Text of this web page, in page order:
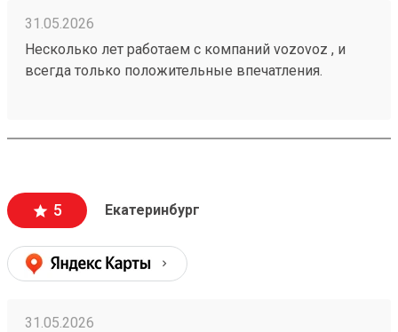
31.05.2026
Несколько лет работаем с компаний vozovoz , и
всегда только положительные впечатления.
можно посмотреть всю интересующую
сохранности , и сотрудники аккуратны при загрузке
, выгрузке 🙌🏻 Заказ 260502771
5 Екатеринбург
31.05.2026